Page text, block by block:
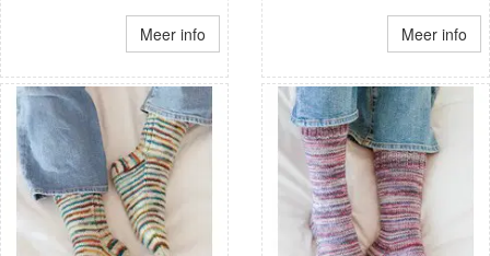
Meer info Meer info